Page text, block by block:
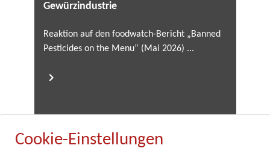
Cookie-Einstellungen
Gewürzindustrie
Reaktion auf den foodwatch-Bericht „Banned
Pesticides on the Menu” (Mai 2026) ...